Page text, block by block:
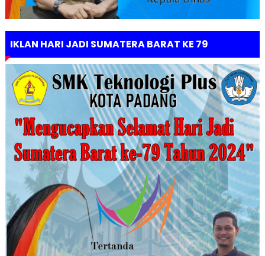
IKLAN HARI JADI SUMATERA BARAT KE 79